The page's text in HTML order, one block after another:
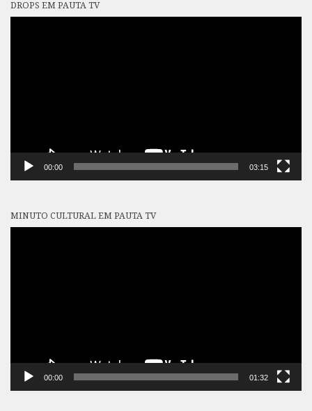
DROPS EM PAUTA TV
00:00 03:15
MINUTO CULTURAL EM PAUTA TV
00:00 01:32